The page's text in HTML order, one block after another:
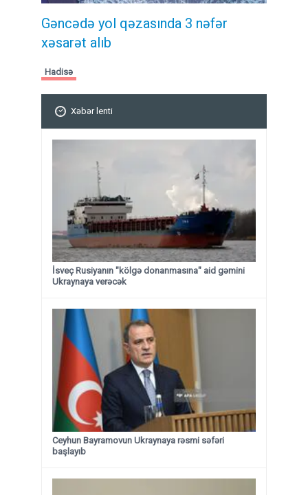
Gəncədə yol qəzasında 3 nəfər
xəsarət alıb
Hadisə
Xəbər lenti
İsveç Rusiyanın "kölgə donanmasına" aid gəmini
Ukraynaya verəcək
Ceyhun Bayramovun Ukraynaya rəsmi səfəri
başlayıb